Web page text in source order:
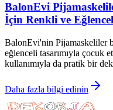
BalonEvi
İçin Renkli ve
BalonEvi'nin Pijamaskeliler
eğlenceli tasarımıyla çocuk
kullanımıyla da pratik bir
Daha fazla bilgi edinin